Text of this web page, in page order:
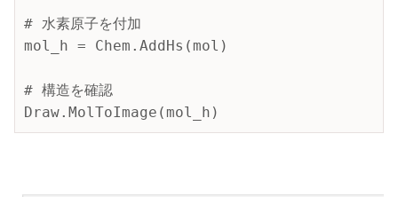
# 水素原子を付加
mol_h = Chem.AddHs(mol)
# 構造を確認